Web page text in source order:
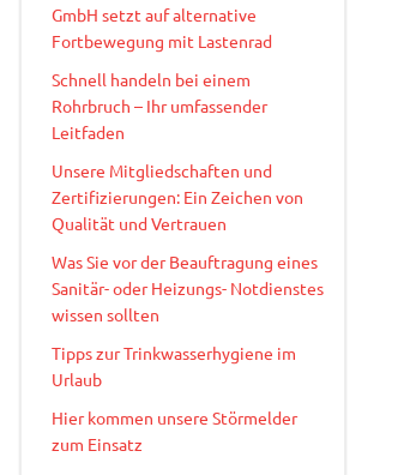
GmbH setzt auf alternative
Fortbewegung mit Lastenrad
Schnell handeln bei einem
Rohrbruch – Ihr umfassender
Leitfaden
Unsere Mitgliedschaften und
Zertifizierungen: Ein Zeichen von
Qualität und Vertrauen
Was Sie vor der Beauftragung eines
Sanitär- oder Heizungs- Notdienstes
wissen sollten
Tipps zur Trinkwasserhygiene im
Urlaub
Hier kommen unsere Störmelder
zum Einsatz